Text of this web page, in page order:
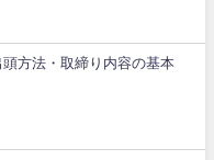
方法・取締り内容の基本